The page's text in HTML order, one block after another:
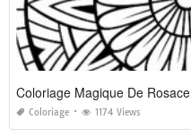
Coloriage Magique De Rosace
Coloriage 1174 Views